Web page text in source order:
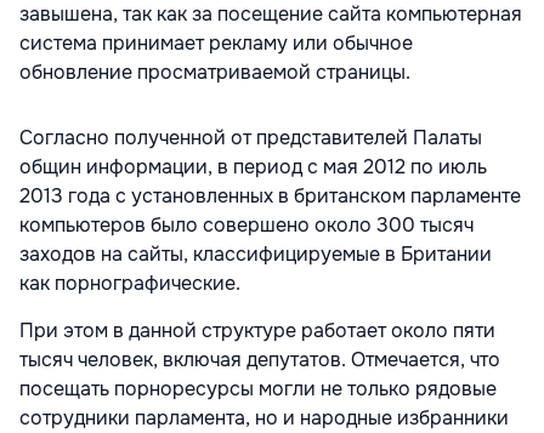
завышена, так как за посещение сайта компьютерная
система принимает рекламу или обычное
обновление просматриваемой страницы.
Согласно полученной от представителей Палаты
общин информации, в период с мая 2012 по июль
2013 года с установленных в британском парламенте
компьютеров было совершено около 300 тысяч
заходов на сайты, классифицируемые в Британии
как порнографические.
При этом в данной структуре работает около пяти
тысяч человек, включая депутатов. Отмечается, что
посещать порноресурсы могли не только рядовые
сотрудники парламента, но и народные избранники